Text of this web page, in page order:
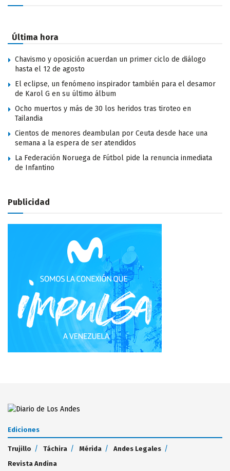
Última hora
Chavismo y oposición acuerdan un primer ciclo de diálogo
hasta el 12 de agosto
El eclipse, un fenómeno inspirador también para el desamor
de Karol G en su último álbum
Ocho muertos y más de 30 los heridos tras tiroteo en
Tailandia
Cientos de menores deambulan por Ceuta desde hace una
semana a la espera de ser atendidos
La Federación Noruega de Fútbol pide la renuncia inmediata
de Infantino
Publicidad
Ediciones
Trujillo Táchira Mérida
Andes Legales
Revista Andina